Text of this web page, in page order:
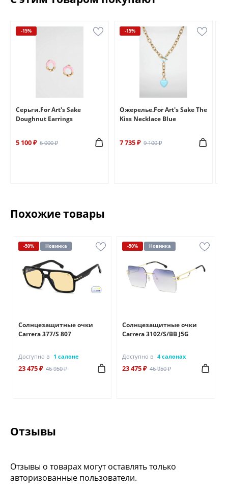
-15%
Серьги.For Art's Sake
Doughnut Earrings
5 100 ₽ 6 000 ₽
-15%
Ожерелье.For Art's Sake The
Kiss Necklace Blue
7 735 ₽ 9 100 ₽
Похожие товары
-50% Новинка
Солнцезащитные очки
Carrera 377/S 807
Доступно в 1 салоне
23 475 ₽ 46 950 ₽
-50% Новинка
Солнцезащитные очки
Carrera 3102/S/BB J5G
Доступно в 4 салонах
23 475 ₽ 46 950 ₽
Отзывы
Отзывы о товарах могут оставлять только
авторизованные пользователи.